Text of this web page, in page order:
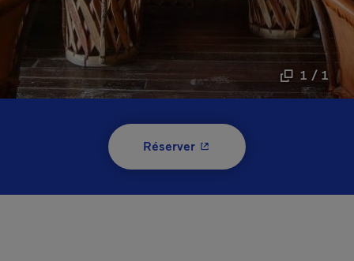
1 / 1
Réserver- Cet hyperlien s'ouvrira